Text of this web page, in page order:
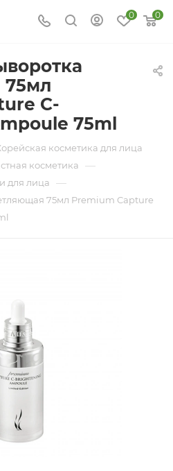
0 0
75мл
C-
75ml
косметика для лица
косметика —
для лица —
75мл Premium Capture